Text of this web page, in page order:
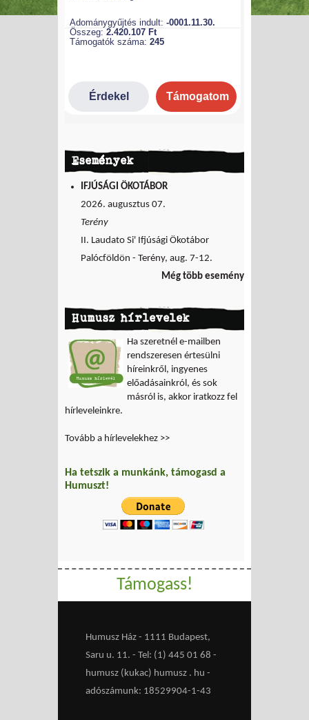
Események
IFJÚSÁGI ÖKOTÁBOR
2026. augusztus 07.
Terény
II. Laudato Si' Ifjúsági Ökotábor
Palócföldön - Terény, aug. 7-12.
Még több esemény
Humusz hírlevelek
Ha szeretnél e-mailben
rendszeresen értesülni
híreinkről, ingyenes
előadásainkról, és sok
másról is, akkor iratkozz fel
hírleveleinkre.
Tovább a hírlevelekhez >>
Ha tetszik a munkánk, támogasd a
Humuszt!
Támogass!
Humusz Ház - 1111 Budapest,
Saru u. 11. - Tel: (1) 445 01 68 -
humusz (kukac) humusz . hu -
adószámunk: 18529904-1-43